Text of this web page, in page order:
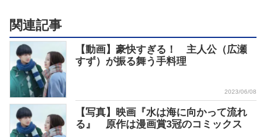
関連記事
【動画】豪快すぎる！ 主人公（広瀬
すず）が振る舞う手料理
2023/06/08
【写真】映画『水は海に向かって流れ
る』 原作は漫画賞3冠のコミックス